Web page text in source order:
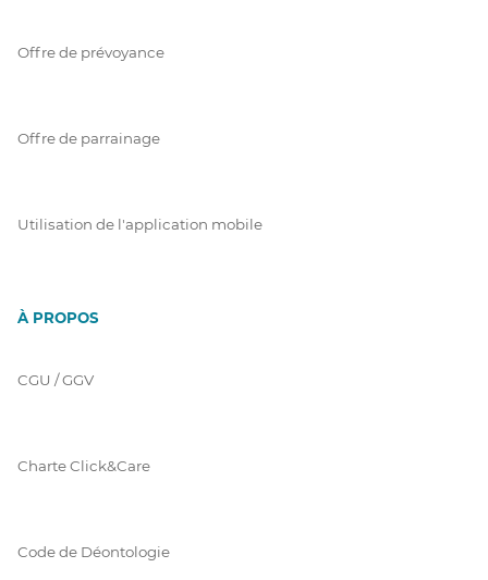
Offre de prévoyance
Offre de parrainage
Utilisation de l'application mobile
À PROPOS
CGU / GGV
Charte Click&Care
Code de Déontologie